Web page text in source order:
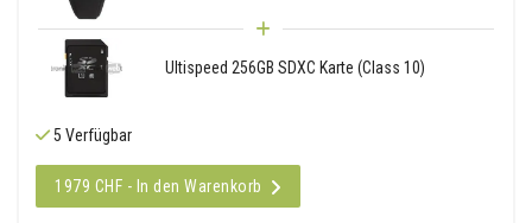
Ultispeed 256GB SDXC Karte (Class 10)
5 Verfügbar
1979 CHF - In den Warenkorb